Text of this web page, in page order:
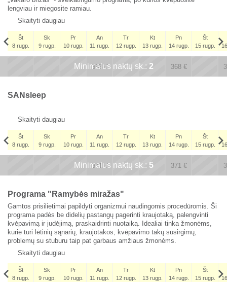
lengviau ir miegosite ramiau.
Skaityti daugiau
Št
8 rugp.
Sk
9 rugp.
Pr
10 rugp.
An
11 rugp.
Tr
12 rugp.
Kt
13 rugp.
Pn
14 rugp.
Št
15 rugp.
Št
Minimalus naktų sk.: 2
x x
368€ 368 €
SANsleep
Skaityti daugiau
Št
8 rugp.
Sk
9 rugp.
Pr
10 rugp.
An
11 rugp.
Tr
12 rugp.
Kt
13 rugp.
Pn
14 rugp.
Št
15 rugp.
Št
Minimalus naktų sk.: 5
x x
371€ 371 €
Programa "Ramybės miražas"
Gamtos prisilietimai papildyti organizmui naudingomis procedūromis. Ši
programa padės be didelių pastangų pagerinti kraujotaką, palengvinti
kvėpavimą ir judėjimą, praskaidrinti nuotaiką. Idealiai tinka žmonėms,
kurie turi lėtinių sąnarių, kraujotakos, kvėpavimo takų susirgimų,
problemų su stuburu taip pat garbaus amžiaus žmonėms.
Skaityti daugiau
Št
8 rugp.
Sk
9 rugp.
Pr
10 rugp.
An
11 rugp.
Tr
12 rugp.
Kt
13 rugp.
Pn
14 rugp.
Št
15 rugp.